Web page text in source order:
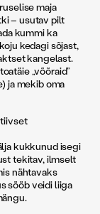
maja
– usutav pilt
kummi ka
kedagi sõjast,
kangelast.
„võõraid”
ja mekib oma
kukkunud isegi
tekitav, ilmselt
nähtavaks
sööb veidi liiga